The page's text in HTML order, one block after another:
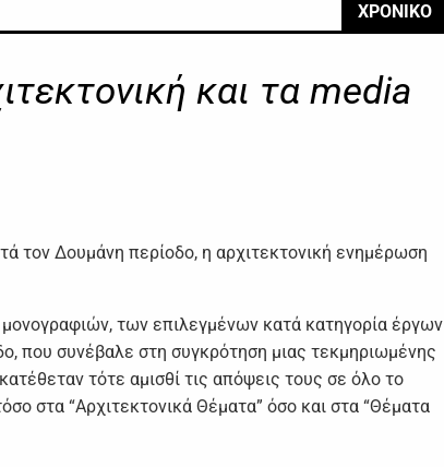
ΧΡΟΝΙΚΟ
και τα media
τον Δουμάνη περίοδο, η αρχιτεκτονική ενημέρωση
των επιλεγμένων κατά κατηγορία έργων
που συνέβαλε στη συγκρότηση μιας τεκμηριωμένης
τότε αμισθί τις απόψεις τους σε όλο το
στα “Αρχιτεκτονικά Θέματα” όσο και στα “Θέματα